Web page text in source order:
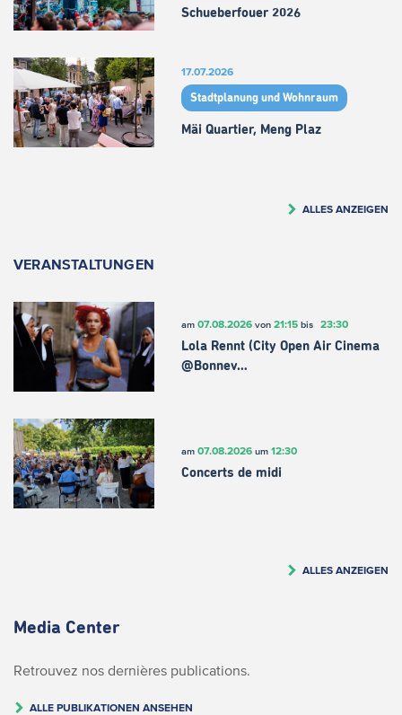
Schueberfouer 2026
17.07.2026
Stadtplanung und Wohnraum
Mäi Quartier, Meng Plaz
ALLES ANZEIGEN
VERANSTALTUNGEN
am 07.08.2026von 21:15bis 23:30
Lola Rennt (City Open Air Cinema
@Bonnev…
am 07.08.2026um 12:30
Concerts de midi
ALLES ANZEIGEN
Media Center
Retrouvez nos dernières publications.
ALLE PUBLIKATIONEN ANSEHEN